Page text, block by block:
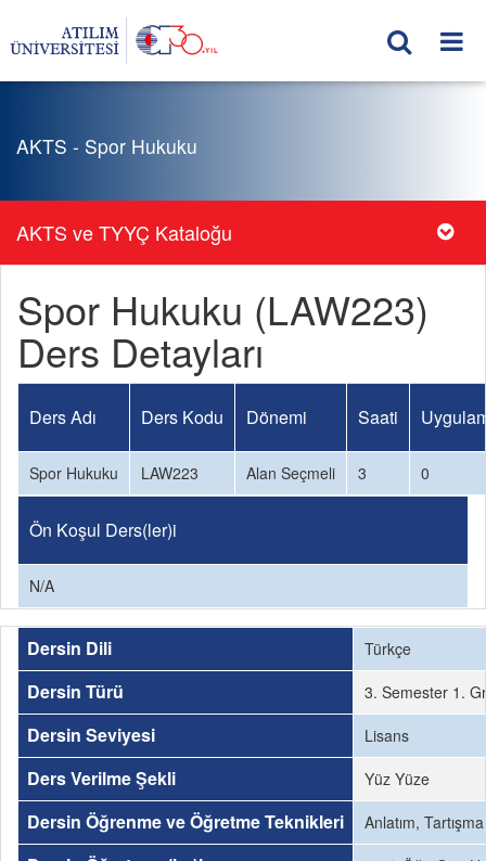
AKTS - Spor Hukuku
AKTS ve TYYÇ Kataloğu
Spor Hukuku (LAW223)
Ders Detayları
Ders Adı Ders Kodu Dönemi Saati
Spor Hukuku LAW223 Alan Seçmeli 3 0
Ön Koşul Ders(ler)i
N/A
Dersin Dili Türkçe
Dersin Türü 3. Semester 1.
Dersin Seviyesi Lisans
Ders Verilme Şekli Yüz Yüze
Dersin Öğrenme ve Öğretme Teknikleri Anlatım,